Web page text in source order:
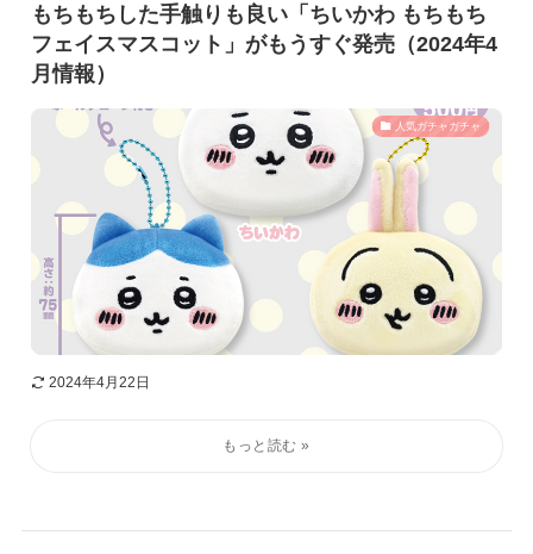
もちもちした手触りも良い「ちいかわ もちもち
フェイスマスコット」がもうすぐ発売（2024年4
月情報）
人気ガチャガチャ
2024年4月22日